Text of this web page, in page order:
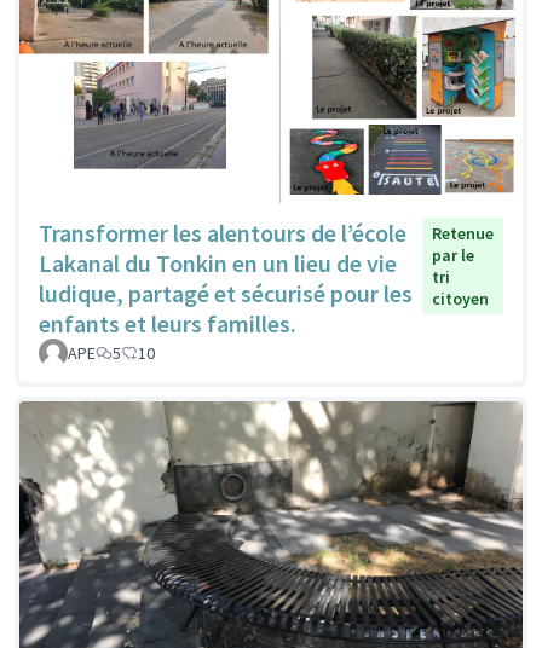
Transformer les alentours de l’école
Lakanal du Tonkin en un lieu de vie
ludique, partagé et sécurisé pour les
enfants et leurs familles.
Retenue
par le
tri
citoyen
APE 5 10